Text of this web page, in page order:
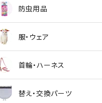
防虫用品
服・ウェア
首輪・ハーネス
替え・交換パーツ